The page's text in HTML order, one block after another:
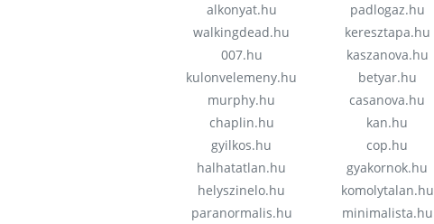
alkonyat.hu
walkingdead.hu
007.hu
kulonvelemeny.hu
murphy.hu
chaplin.hu
gyilkos.hu
halhatatlan.hu
helyszinelo.hu
paranormalis.hu
padlogaz.hu
keresztapa.hu
kaszanova.hu
betyar.hu
casanova.hu
kan.hu
cop.hu
gyakornok.hu
komolytalan.hu
minimalista.hu